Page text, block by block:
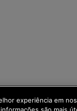
experiência em